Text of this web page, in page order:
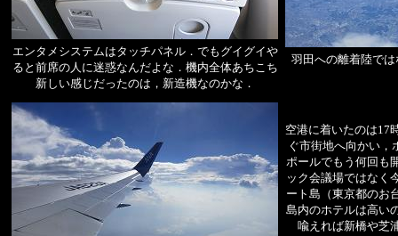
エンタメシステムはタッチパネル．でもグイグイや
ると前席の人に迷惑なんだよな．機内全体あちこち
新しい感じだったのは，新造機なのかな．
羽田への離着陸で
空港に着いたのは17
ぐ市街地へ向かい，
ポールでもう何回も
ック会議場ではなく
ート島（東京都のお
島内のホテルは高い
喩えれば新橋や芝